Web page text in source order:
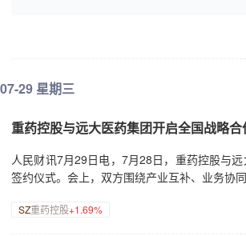
29 星期三
重药控股与远大医药集团开启全国战略合
人民财讯7月29日电，7月28日，重药控股与
签约仪式。会上，双方围绕产业互补、业务协
SZ重药控股+1.69%